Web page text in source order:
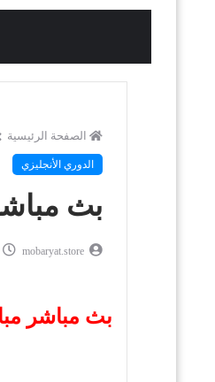
الصفحة الرئيسية
الدوري الأنجليزي
بث
mobaryat.store
بث مباشر